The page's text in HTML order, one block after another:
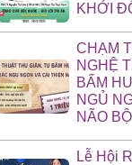
KHỞI
CHẠM
NGHỆ
BẤM
NGỦ
NÃO BỘ
Lễ Hội